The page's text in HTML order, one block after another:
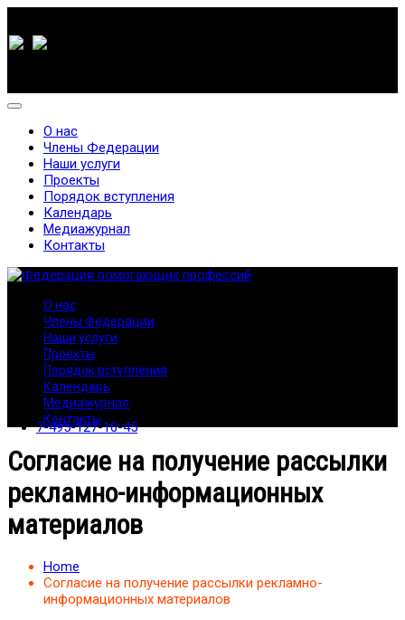
7-495-127-10-45
О нас
Члены Федерации
Наши услуги
Проекты
Порядок вступления
Календарь
Медиажурнал
Контакты
О нас
Члены Федерации
Наши услуги
Проекты
Порядок вступления
Календарь
Медиажурнал
Контакты
Согласие на получение рассылки
рекламно-информационных
материалов
Home
Согласие на получение рассылки рекламно-
информационных материалов